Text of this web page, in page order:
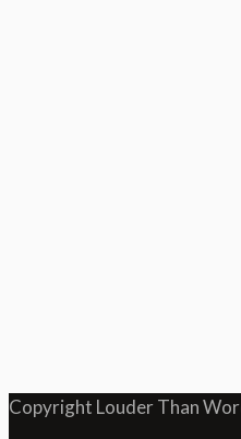
Copyright Louder Than